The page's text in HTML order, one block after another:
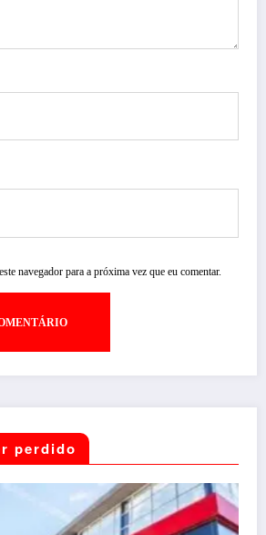
navegador para a próxima vez que eu comentar.
perdido
Entretenimento